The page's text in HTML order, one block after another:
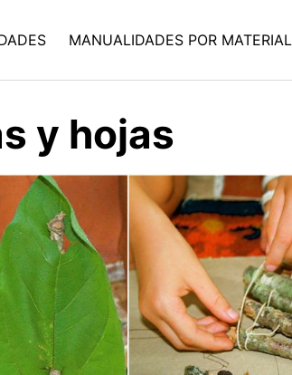
MANUALIDADES POR MATERIAL
y hojas